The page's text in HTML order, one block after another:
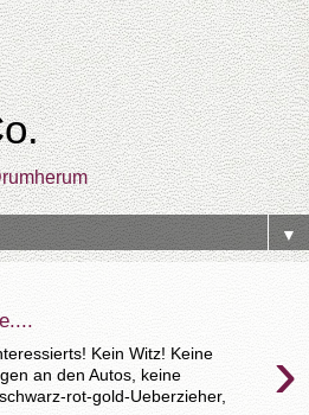
▼
›
Kein Witz! Keine
an den Autos, keine
rot-gold-Ueberzieher,